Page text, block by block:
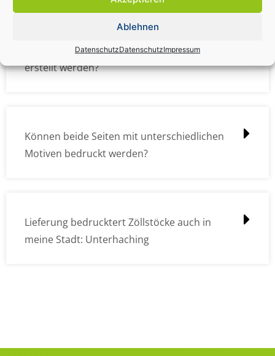
Ablehnen
DatenschutzDatenschutzImpressum
Wie müssen die Druckdateien angelegt /
erstellt werden?
Können beide Seiten mit unterschiedlichen
Motiven bedruckt werden?
Lieferung bedrucktert Zöllstöcke auch in
meine Stadt: Unterhaching